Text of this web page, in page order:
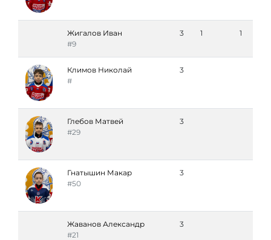
Жигалов Иван
#9
3 1 1
Климов Николай
#
3
Глебов Матвей
#29
3
Гнатышин Макар
#50
3
Жаванов Александр
#21
3